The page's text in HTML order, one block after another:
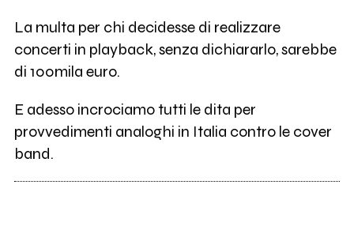
La multa per chi decidesse di realizzare
concerti in playback, senza dichiararlo, sarebbe
di 100mila euro.
E adesso incrociamo tutti le dita per
provvedimenti analoghi in Italia contro le cover
band.